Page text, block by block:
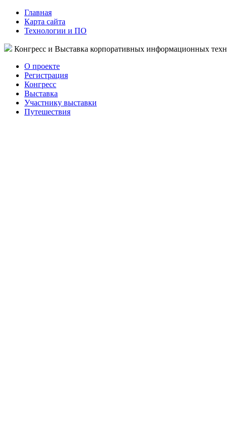
Главная
Карта сайта
Технологии и ПО
Конгресс и Выставка корпоративных информационных
О проекте
Регистрация
Конгресс
Выставка
Участнику выставки
Путешествия